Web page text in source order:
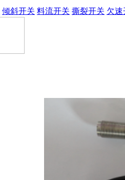
倾斜开关 料流开关 撕裂开关 欠速